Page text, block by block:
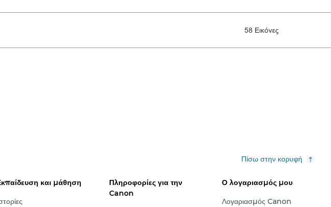
58 Εικόνες
Πίσω στην κορυφή
και μάθηση
Πληροφορίες για την
Canon
Ο λογαριασμός μου
Λογαριασμός Canon